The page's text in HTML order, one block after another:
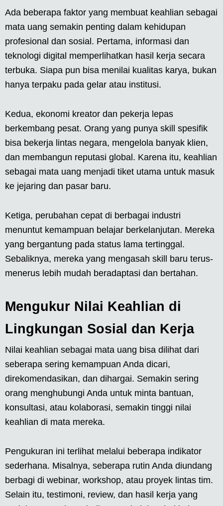
Ada beberapa faktor yang membuat keahlian sebagai
mata uang semakin penting dalam kehidupan
profesional dan sosial. Pertama, informasi dan
teknologi digital memperlihatkan hasil kerja secara
terbuka. Siapa pun bisa menilai kualitas karya, bukan
hanya terpaku pada gelar atau institusi.
Kedua, ekonomi kreator dan pekerja lepas
berkembang pesat. Orang yang punya skill spesifik
bisa bekerja lintas negara, mengelola banyak klien,
dan membangun reputasi global. Karena itu, keahlian
sebagai mata uang menjadi tiket utama untuk masuk
ke jejaring dan pasar baru.
Ketiga, perubahan cepat di berbagai industri
menuntut kemampuan belajar berkelanjutan. Mereka
yang bergantung pada status lama tertinggal.
Sebaliknya, mereka yang mengasah skill baru terus-
menerus lebih mudah beradaptasi dan bertahan.
Mengukur Nilai Keahlian di
Lingkungan Sosial dan Kerja
Nilai keahlian sebagai mata uang bisa dilihat dari
seberapa sering kemampuan Anda dicari,
direkomendasikan, dan dihargai. Semakin sering
orang menghubungi Anda untuk minta bantuan,
konsultasi, atau kolaborasi, semakin tinggi nilai
keahlian di mata mereka.
Pengukuran ini terlihat melalui beberapa indikator
sederhana. Misalnya, seberapa rutin Anda diundang
berbagi di webinar, workshop, atau proyek lintas tim.
Selain itu, testimoni, review, dan hasil kerja yang